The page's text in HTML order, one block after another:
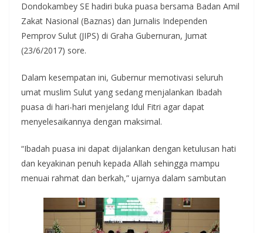
Dondokambey SE hadiri buka puasa bersama Badan Amil
Zakat Nasional (Baznas) dan Jurnalis Independen
Pemprov Sulut (JIPS) di Graha Gubernuran, Jumat
(23/6/2017) sore.
Dalam kesempatan ini, Gubernur memotivasi seluruh
umat muslim Sulut yang sedang menjalankan Ibadah
puasa di hari-hari menjelang Idul Fitri agar dapat
menyelesaikannya dengan maksimal.
“Ibadah puasa ini dapat dijalankan dengan ketulusan hati
dan keyakinan penuh kepada Allah sehingga mampu
menuai rahmat dan berkah,” ujarnya dalam sambutan